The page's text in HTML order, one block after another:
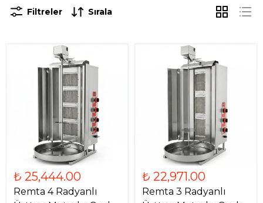
Filtreler Sırala
₺ 25,444.00
Remta 4 Radyanlı
₺ 22,971.00
Remta 3 Radyanlı